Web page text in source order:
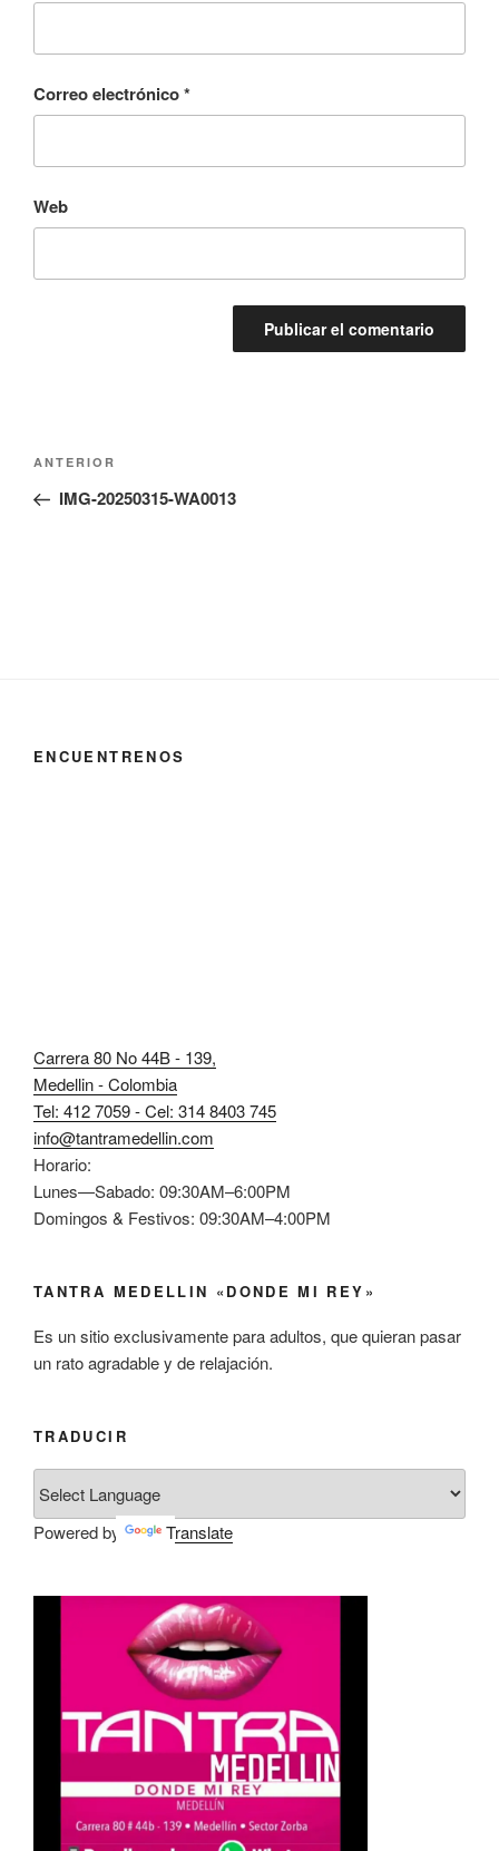
Correo electrónico*
Web
Navegación
entradas
Entrada
anterior:
ANTERIOR
IMG-20250315-WA0013
ENCUENTRENOS
Carrera 80 No 44B - 139,
Medellin - Colombia
Tel: 412 7059 - Cel: 314 8403 745
info@tantramedellin.com
Horario:
Lunes—Sabado: 09:30AM–6:00PM
Domingos & Festivos: 09:30AM–4:00PM
TANTRA MEDELLIN «DONDE MI REY»
Es un sitio exclusivamente para adultos, que quieran pasar
un rato agradable y de relajación.
TRADUCIR
Powered by Translate